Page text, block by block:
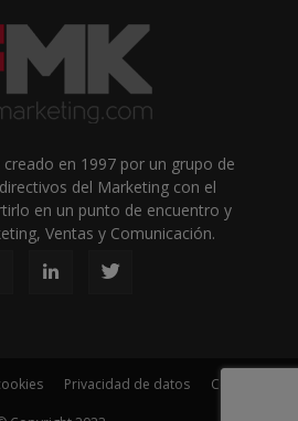
en 1997 por un grupo de
del Marketing con el
en un punto de encuentro y
Ventas y Comunicación.
Privacidad de datos Contacto